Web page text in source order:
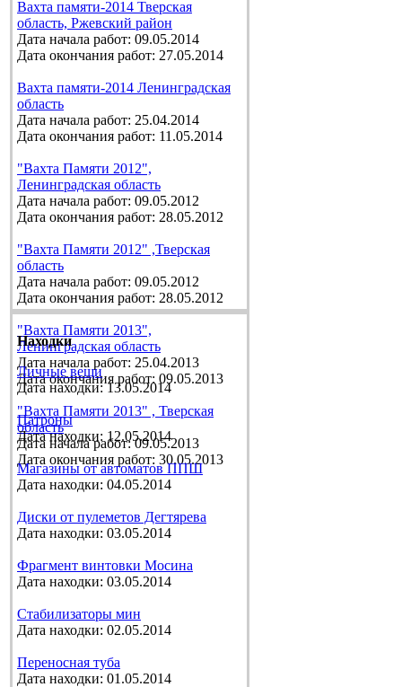
Вахта памяти-2014 Тверская
область, Ржевский район
Дата начала работ: 09.05.2014
Дата окончания работ: 27.05.2014
Вахта памяти-2014 Ленинградская
область
Дата начала работ: 25.04.2014
Дата окончания работ: 11.05.2014
"Вахта Памяти 2012",
Ленинградская область
Дата начала работ: 09.05.2012
Дата окончания работ: 28.05.2012
"Вахта Памяти 2012" ,Тверская
область
Дата начала работ: 09.05.2012
Дата окончания работ: 28.05.2012
"Вахта Памяти 2013",
Ленинградская область
Дата начала работ: 25.04.2013
Дата окончания работ: 09.05.2013
"Вахта Памяти 2013" , Тверская
область
Дата начала работ: 09.05.2013
Дата окончания работ: 30.05.2013
Находки
Личные вещи
Дата находки: 13.05.2014
Патроны
Дата находки: 12.05.2014
Магазины от автоматов ППШ
Дата находки: 04.05.2014
Диски от пулеметов Дегтярева
Дата находки: 03.05.2014
Фрагмент винтовки Мосина
Дата находки: 03.05.2014
Стабилизаторы мин
Дата находки: 02.05.2014
Переносная туба
Дата находки: 01.05.2014